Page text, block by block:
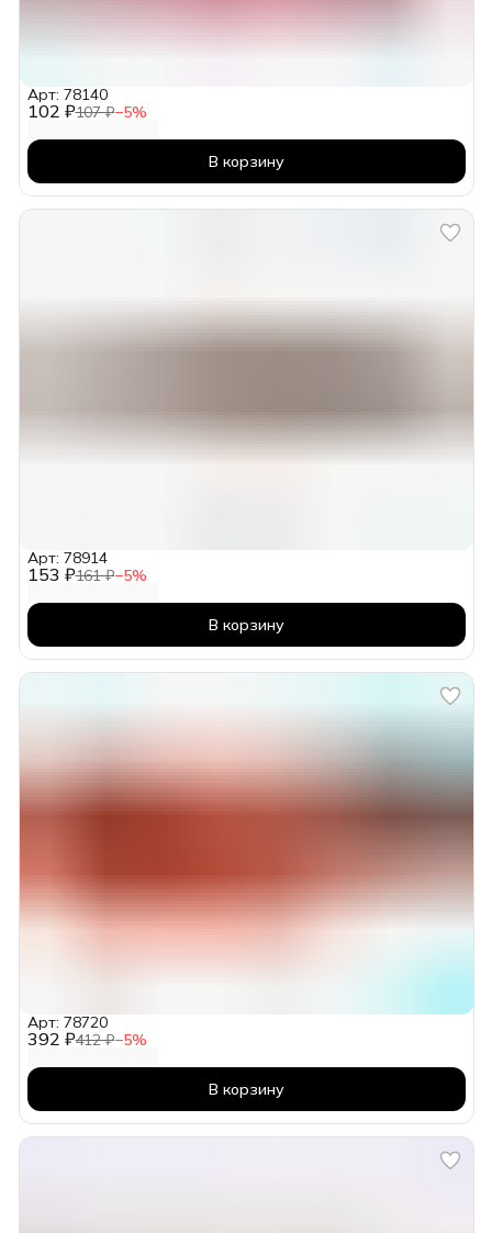
102 ₽107 ₽−5%
Арт: 78140
В корзину
153 ₽161 ₽−5%
Арт: 78914
В корзину
392 ₽412 ₽−5%
Арт: 78720
В корзину